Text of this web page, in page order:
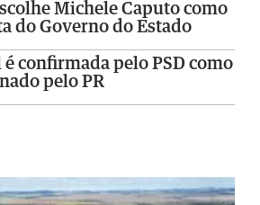
Michele Caputo como
do Governo do Estado
confirmada pelo PSD como
pelo PR